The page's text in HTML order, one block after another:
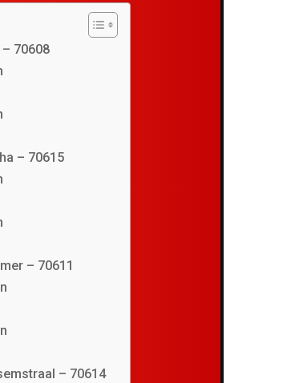
70608
– 70615
– 70611
– 70614